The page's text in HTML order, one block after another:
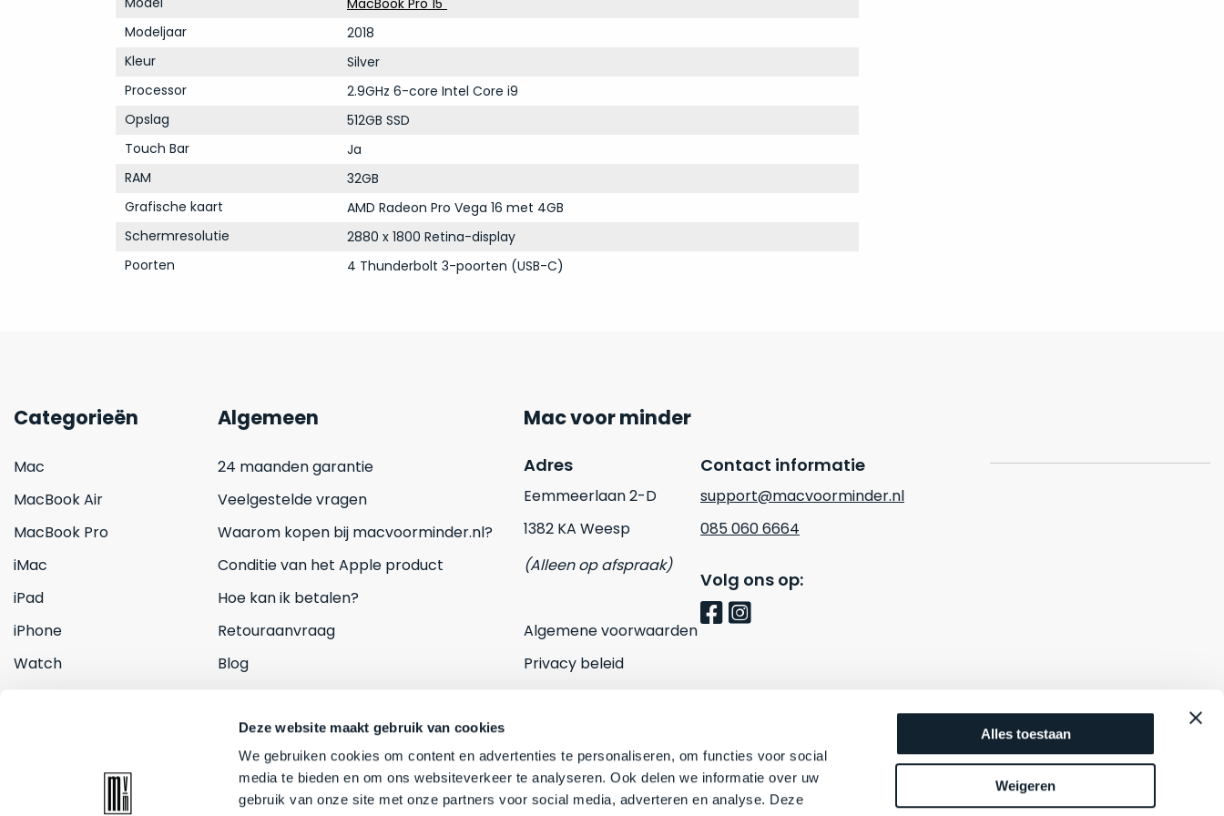
Deze website maakt gebruik van cookies
We gebruiken cookies om content en advertenties te personaliseren, om functies voor social
media te bieden en om ons websiteverkeer te analyseren. Ook delen we informatie over uw
gebruik van onze site met onze partners voor social media, adverteren en analyse. Deze
Alles toestaan
Weigeren
MacBook Pro 15"
Modeljaar
2018
Kleur
Silver
Processor
2.9GHz 6-core Intel Core i9
Opslag
512GB SSD
Touch Bar
Ja
RAM
32GB
Grafische kaart
AMD Radeon Pro Vega 16 met 4GB
Schermresolutie
2880 x 1800 Retina-display
Poorten
4 Thunderbolt 3-poorten (USB-C)
Categorieën
Mac
MacBook Air
MacBook Pro
iMac
iPad
iPhone
Watch
Algemeen
24 maanden garantie
Veelgestelde vragen
Waarom kopen bij macvoorminder.nl?
Conditie van het Apple product
Hoe kan ik betalen?
Retouraanvraag
Blog
Mac voor minder
Adres
Eemmeerlaan 2-D
1382 KA Weesp
(Alleen op afspraak)
Algemene voorwaarden
Privacy beleid
Contact informatie
support@macvoorminder.nl
085 060 6664
Volg ons op: